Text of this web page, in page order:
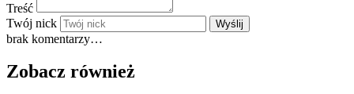
Treść
Twój nick
Wyślij
brak komentarzy…
Zobacz również